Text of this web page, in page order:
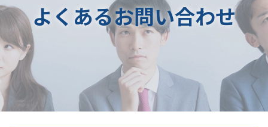
よくあるお問い合わせ